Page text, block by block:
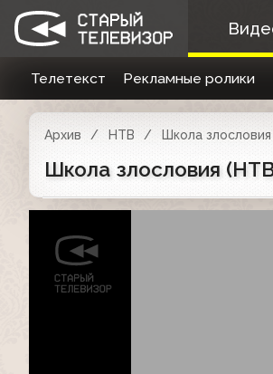
Телетекст Рекламные ролики
Архив НТВ Школа злословия
Школа злословия